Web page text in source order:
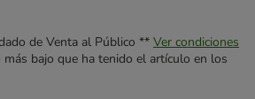
de Venta al Público ** Ver condiciones
bajo que ha tenido el artículo en los